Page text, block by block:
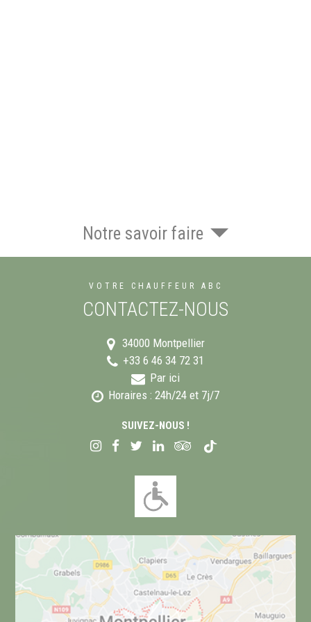
Notre savoir faire
VOTRE CHAUFFEUR ABC
CONTACTEZ-NOUS
34000 Montpellier
+33 6 46 34 72 31
Par ici
Horaires : 24h/24 et 7j/7
SUIVEZ-NOUS !